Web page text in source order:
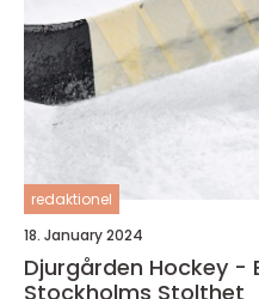
redaktionel
18. January 2024
Djurgården Hockey -
Stockholms Stolthet